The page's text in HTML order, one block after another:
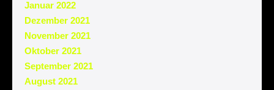
Januar 2022
Dezember 2021
November 2021
Oktober 2021
September 2021
August 2021